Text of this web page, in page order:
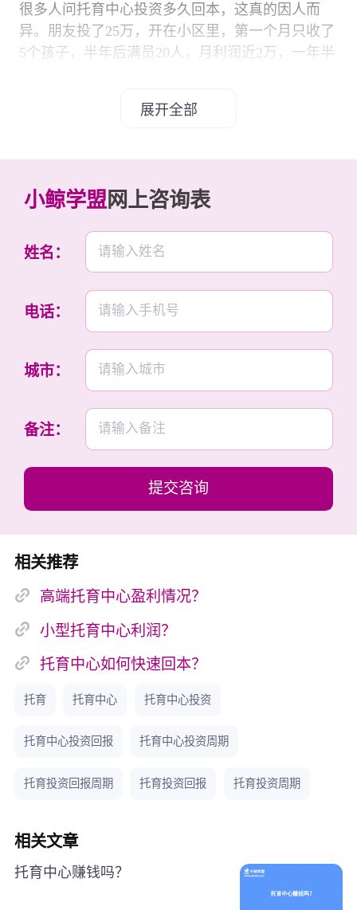
很多人问托育中心投资多久回本，这真的因人而
异。朋友投了25万，开在小区里，第一个月只收了
5个孩子，半年后满员20人，月利润近2万，一年半
缩短。新手记得，别贪快，先求稳！
是招生不足或成本超支。快速回本的小技巧：通过
共享资源；加强家长沟通，提升转介绍率。平均回
本周期1-3年，只要用心运营，风险可控，回报还
是可观的！
3.小型托育中心回本更快？优缺点分析！
小型托育中心投入少，可能10-20万就行，回本自
然快，有的1年内就能实现。优点：灵活、成本
你资金有限，可以先从小的做起，积累口碑再扩
大。回本快不代表赚大钱，但能降低风险，适合新
手尝试！
4.影响托育中心回本周期的因素有哪些？
客流，好地方回本快；服务质量影响口碑，好评能
加速满员；成本控制是关键，避免浪费。还有政策
因素，合规要求可能增加初期投入。综合来看，做
5.托育中心投资回报率怎么算？简单公式教你！
100%。投30万，年赚10万，回报率约33.3%。回本
是估算，实际会有波动。建议新手用这个公式初步
展开全部
小鲸学盟网上咨询表
姓名：
电话：
城市：
备注：
提交咨询
相关推荐
高端托育中心盈利情况？
小型托育中心利润？
托育中心如何快速回本？
托育 托育中心 托育中心投资
托育中心投资回报 托育中心投资周期
托育投资回报周期 托育投资回报 托育投资周期
相关文章
托育中心赚钱吗？